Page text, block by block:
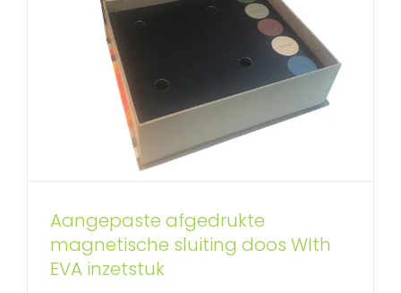
Aangepaste afgedrukte
magnetische sluiting doos WIth
EVA inzetstuk
Aangepaste stijve lade box voor
desserts